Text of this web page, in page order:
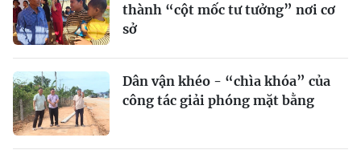
thành “cột mốc tư tưởng” nơi cơ
sở
Dân vận khéo - “chìa khóa” của
công tác giải phóng mặt bằng